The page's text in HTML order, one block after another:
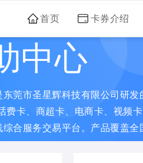
首页 卡券介绍
中心
东莞市圣星辉科技有限公司研
费卡、商超卡、电商卡、视频
综合服务交易平台。产品覆盖
值卡券、